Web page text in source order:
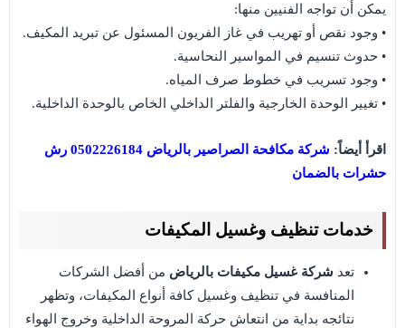
يمكن أن تواجه الفنيين منها:
• وجود نقص أو تهريب في غاز الفريون المسئول عن تبريد المكيف.
• حدوث تنسيم في المواسير النحاسية.
• وجود تسريب في خطوط صرف المياه.
• تغيير الوحدة الخارجية والفلتر الداخلي الخاص بالوحدة الداخلية.
اقرأ أيضاً:
شركة مكافحة الصراصير بالرياض 0502226184 رش
حشرات بالضمان
خدمات تنظيف وغسيل المكيفات
تعد شركة غسيل مكيفات بالرياض من أفضل الشركات
المنافسة في تنظيف وغسيل كافة أنواع المكيفات، وتظهر
نتائجه بداية من انتعاش حركة المروحة الداخلية وخروج الهواء